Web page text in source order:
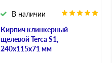
Кирпич клинкерный
щелевой Terca S1,
240х115х71 мм
В наличии